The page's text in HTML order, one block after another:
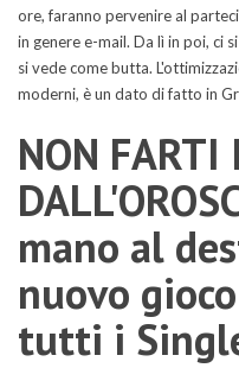
ore, faranno pervenire al
in genere e-mail. Da lì in poi, ci
si vede come butta.
moderni, è un dato di fatto in
NON FARTI
mano al
nuovo
tutti i